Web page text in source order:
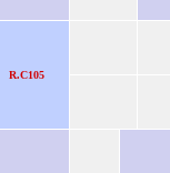
R.C105